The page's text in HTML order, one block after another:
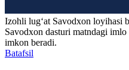
Izohli lugʻat Savodxon loyihasi
Savodxon dasturi matndagi
imkon beradi.
Batafsil